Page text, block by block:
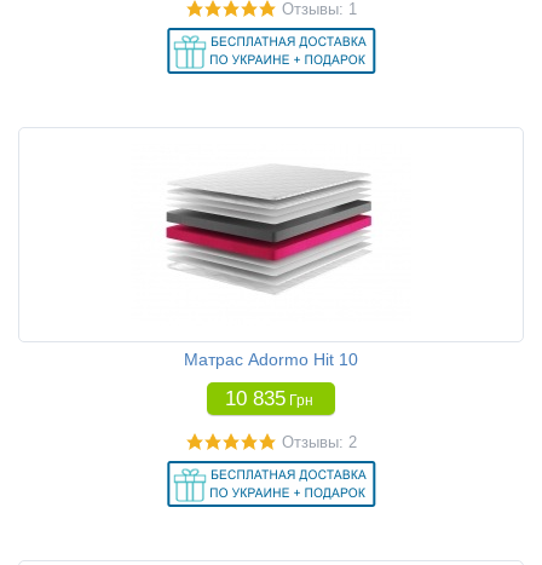
Отзывы: 1
Матрас Adormo Hit 10
10 835 Грн
Отзывы: 2